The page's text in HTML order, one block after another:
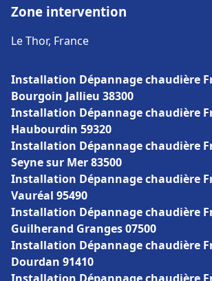
Zone intervention
Le Thor, France
Installation Dépannage chaudière
Bourgoin Jallieu 38300
Installation Dépannage chaudière
Haubourdin 59320
Installation Dépannage chaudière
Seyne sur Mer 83500
Installation Dépannage chaudière
Vauréal 95490
Installation Dépannage chaudière
Guilherand Granges 07500
Installation Dépannage chaudière
Dourdan 91410